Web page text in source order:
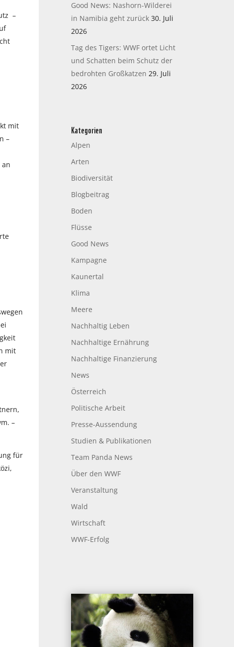
–
mit
–
an
mit
–
für
Good News: Nashorn-Wilderei
in Namibia geht zurück 30. Juli
2026
Tag des Tigers: WWF ortet Licht
und Schatten beim Schutz der
bedrohten Großkatzen 29. Juli
2026
Kategorien
Alpen
Arten
Biodiversität
Blogbeitrag
Boden
Flüsse
Good News
Kampagne
Kaunertal
Klima
Meere
Nachhaltig Leben
Nachhaltige Ernährung
Nachhaltige Finanzierung
News
Österreich
Politische Arbeit
Presse-Aussendung
Studien & Publikationen
Team Panda News
Über den WWF
Veranstaltung
Wald
Wirtschaft
WWF-Erfolg